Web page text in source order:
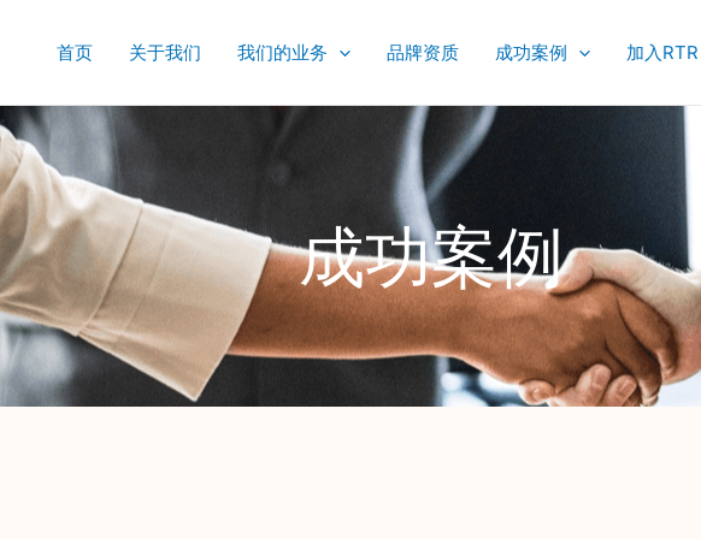
首页 关于我们 我们的业务 品牌资质 成功案例 加入RTR
成功案例